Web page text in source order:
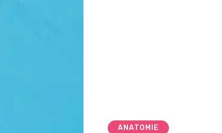
ANATOMIE